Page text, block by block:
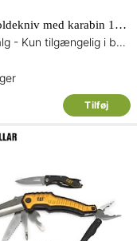
CAT foldekniv med karabin 13,3 cm 980266
Restsalg - Kun tilgængelig i begrænset antal og så længe lager haves
Tilføj